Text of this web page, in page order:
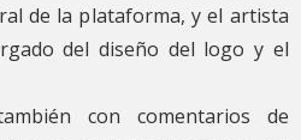
de la plataforma, y ​​el artista
del diseño del logo y el
con comentarios de